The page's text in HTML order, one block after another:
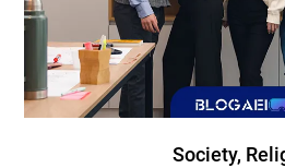
Society,